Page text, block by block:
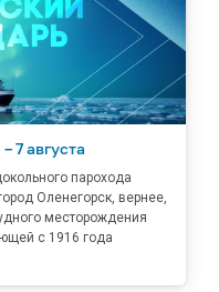
7 августа
парохода
Оленегорск, вернее,
месторождения
с 1916 года